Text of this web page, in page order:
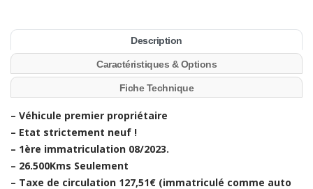
Description
Caractéristiques & Options
Fiche Technique
– Véhicule premier propriétaire
– Etat strictement neuf !
– 1ère immatriculation 08/2023.
– 26.500Kms Seulement
– Taxe de circulation 127,51€ (immatriculé comme auto